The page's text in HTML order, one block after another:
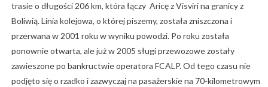
trasie o długości 206 km, która łączy Aricę z Visviri na granicy z
Boliwią. Linia kolejowa, o której piszemy, została zniszczona i
przerwana w 2001 roku w wyniku powodzi. Po roku została
ponownie otwarta, ale już w 2005 sługi przewozowe zostały
zawieszone po bankructwie operatora FCALP. Od tego czasu nie
podjęto się o rzadko i zazwyczaj na pasażerskie na 70-kilometrowym